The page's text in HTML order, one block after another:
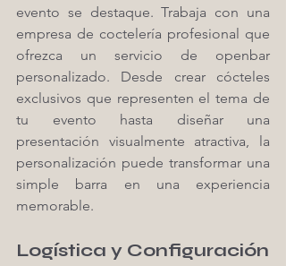
evento se destaque. Trabaja con una
empresa de coctelería profesional que
ofrezca un servicio de openbar
personalizado. Desde crear cócteles
exclusivos que representen el tema de
tu evento hasta diseñar una
presentación visualmente atractiva, la
personalización puede transformar una
simple barra en una experiencia
memorable.
Logística y Configuración